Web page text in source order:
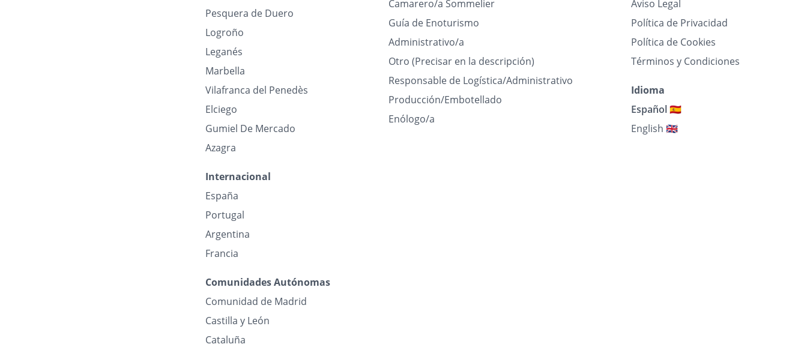
Pesquera de Duero
Logroño
Leganés
Marbella
Vilafranca del Penedès
Elciego
Gumiel De Mercado
Azagra
Internacional
España
Portugal
Argentina
Francia
Comunidades Autónomas
Comunidad de Madrid
Castilla y León
Cataluña
Camarero/a Sommelier
Guía de Enoturismo
Administrativo/a
Otro (Precisar en la descripción)
Responsable de Logística/Administrativo
Producción/Embotellado
Enólogo/a
Aviso Legal
Política de Privacidad
Política de Cookies
Términos y Condiciones
Idioma
Español 🇪🇸
English 🇬🇧